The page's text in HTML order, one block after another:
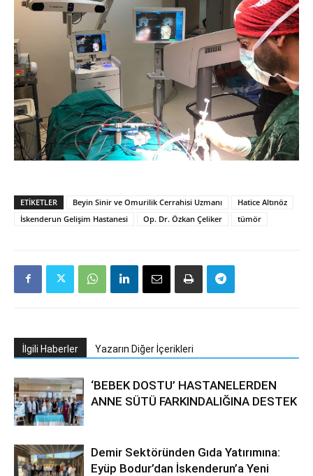
ETIKETLER Beyin Sinir ve Omurilik Cerrahisi Uzmanı
Hatice Altınöz
İskenderun Gelişim Hastanesi
Op. Dr. Özkan Çeliker tümör
İlgili Haberler Yazarın Diğer İçerikleri
‘BEBEK DOSTU’ HASTANELERDEN
ANNE SÜTÜ FARKINDALIĞINA DESTEK
Demir Sektöründen Gıda Yatırımına:
Eyüp Bodur’dan İskenderun’a Yeni